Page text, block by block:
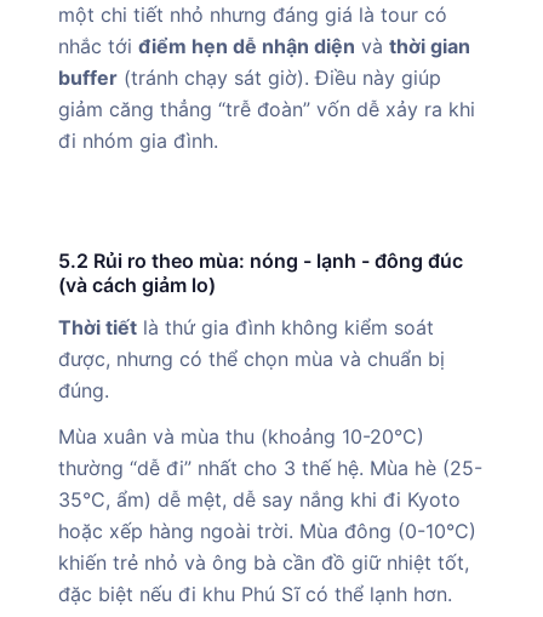
một chi tiết nhỏ nhưng đáng giá là tour có
nhắc tới điểm hẹn dễ nhận diện và thời gian
buffer (tránh chạy sát giờ). Điều này giúp
giảm căng thẳng “trễ đoàn” vốn dễ xảy ra khi
đi nhóm gia đình.
5.2 Rủi ro theo mùa: nóng - lạnh - đông đúc
(và cách giảm lo)
Thời tiết là thứ gia đình không kiểm soát
được, nhưng có thể chọn mùa và chuẩn bị
đúng.
Mùa xuân và mùa thu (khoảng 10-20°C)
thường “dễ đi” nhất cho 3 thế hệ. Mùa hè (25-
35°C, ẩm) dễ mệt, dễ say nắng khi đi Kyoto
hoặc xếp hàng ngoài trời. Mùa đông (0-10°C)
khiến trẻ nhỏ và ông bà cần đồ giữ nhiệt tốt,
đặc biệt nếu đi khu Phú Sĩ có thể lạnh hơn.